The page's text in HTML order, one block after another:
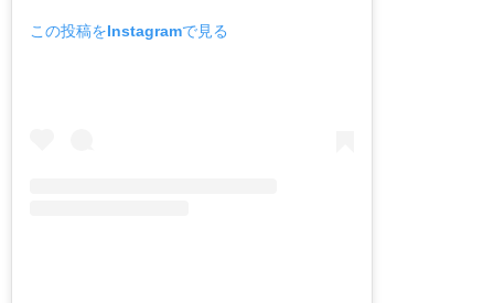
この投稿をInstagramで見る